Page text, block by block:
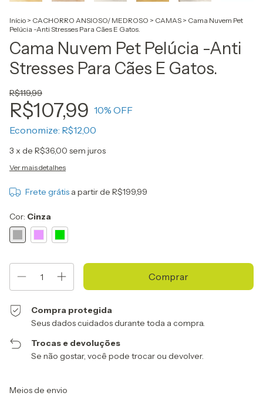
Início > CACHORRO ANSIOSO/ MEDROSO > CAMAS > Cama Nuvem Pet
Pelúcia -Anti Stresses Para Cães E Gatos.
Cama Nuvem Pet Pelúcia -Anti
Stresses Para Cães E Gatos.
R$119,99
R$107,99 10% OFF
Economize: R$12,00
3 x de R$36,00 sem juros
Ver mais detalhes
Frete grátis a partir de R$199,99
Cor: Cinza
Compra protegida
Seus dados cuidados durante toda a compra.
Trocas e devoluções
Se não gostar, você pode trocar ou devolver.
Entregas para o CEP:
Meios de envio